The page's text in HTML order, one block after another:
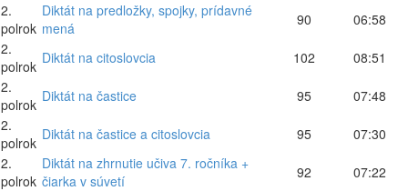
2.
polrok
Diktát na predložky, spojky, prídavné
mená
90
06:58
2.
polrok Diktát na citoslovcia 102
08:51
2.
polrok Diktát na častice 95
07:48
2.
polrok Diktát na častice a citoslovcia 95
07:30
2.
polrok
Diktát na zhrnutie učiva 7. ročníka +
čiarka v súvetí
92
07:22